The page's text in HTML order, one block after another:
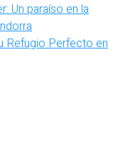
Un paraíso en la
Refugio Perfecto en